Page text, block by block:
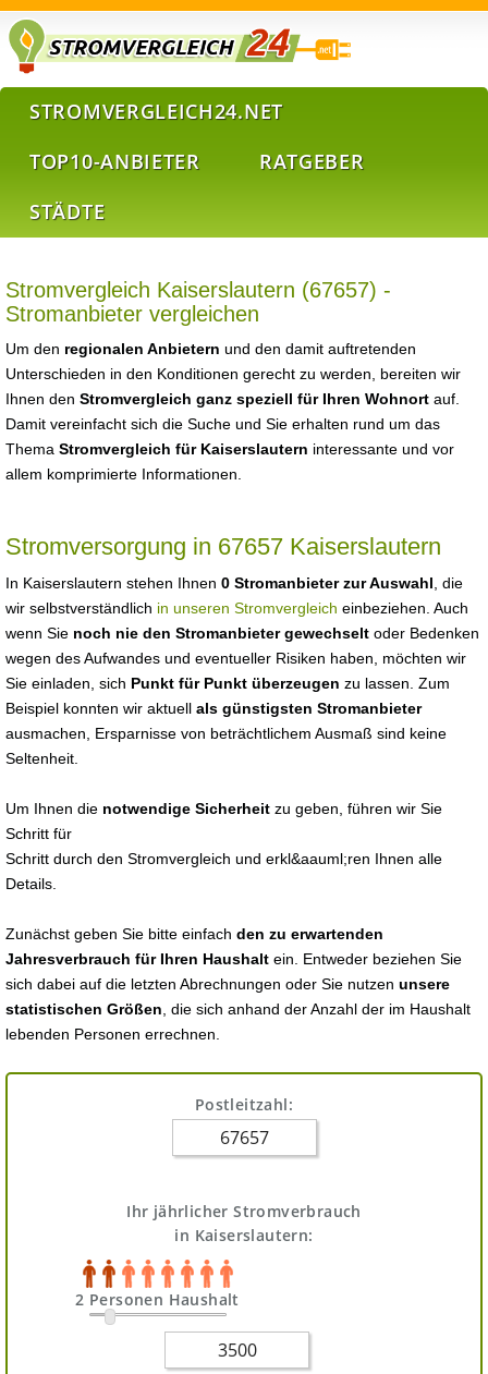
STROMVERGLEICH24.NET
TOP10-ANBIETER
RATGEBER
STÄDTE
Stromvergleich Kaiserslautern (67657) -
Stromanbieter vergleichen
Um den regionalen Anbietern und den damit auftretenden
Unterschieden in den Konditionen gerecht zu werden, bereiten wir
Ihnen den Stromvergleich ganz speziell für Ihren Wohnort auf.
Damit vereinfacht sich die Suche und Sie erhalten rund um das
Thema Stromvergleich für Kaiserslautern interessante und vor
allem komprimierte Informationen.
Stromversorgung in 67657 Kaiserslautern
In Kaiserslautern stehen Ihnen 0 Stromanbieter zur Auswahl , die
wir selbstverständlich in unseren Stromvergleich einbeziehen. Auch
wenn Sie noch nie den Stromanbieter gewechselt oder Bedenken
wegen des Aufwandes und eventueller Risiken haben, möchten wir
Sie einladen, sich Punkt für Punkt überzeugen zu lassen. Zum
Beispiel konnten wir aktuell als günstigsten Stromanbieter
ausmachen, Ersparnisse von beträchtlichem Ausmaß sind keine
Seltenheit.
Um Ihnen die notwendige Sicherheit zu geben, führen wir Sie
Schritt für
Schritt durch den Stromvergleich und erkl&aauml;ren Ihnen alle
Details.
Zunächst geben Sie bitte einfach den zu erwartenden
Jahresverbrauch für Ihren Haushalt ein. Entweder beziehen Sie
sich dabei auf die letzten Abrechnungen oder Sie nutzen unsere
statistischen Größen , die sich anhand der Anzahl der im Haushalt
lebenden Personen errechnen.
Postleitzahl:
Ihr jährlicher Stromverbrauch
in Kaiserslautern:
2 Personen Haushalt